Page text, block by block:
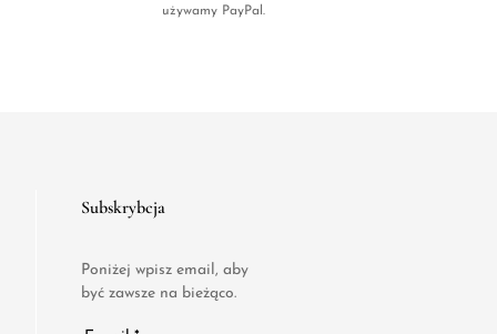
używamy PayPal.
Subskrybcja
Poniżej wpisz email, aby
być zawsze na bieżąco.